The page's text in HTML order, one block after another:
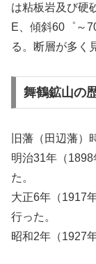
は粘板岩及び硬
E、傾斜60゜～
る。断層が多く
舞鶴鉱山の
旧藩（田辺藩）
明治31年（
た。
大正6年（1917
行った。
昭和2年（1927